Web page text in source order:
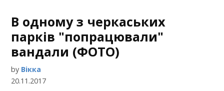
В одному з черкаських
парків "попрацювали"
вандали (ФОТО)
by Вікка
20.11.2017